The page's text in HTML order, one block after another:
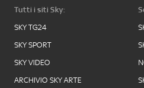
Tutti i siti Sky:
SKY TG24
SKY SPORT
SKY VIDEO
ARCHIVIO SKY ARTE